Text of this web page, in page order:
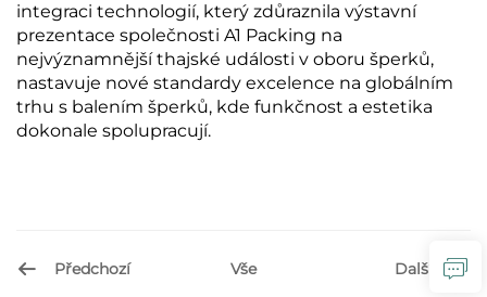
integraci technologií, který zdůraznila výstavní
prezentace společnosti A1 Packing na
nejvýznamnější thajské události v oboru šperků,
nastavuje nové standardy excelence na globálním
trhu s balením šperků, kde funkčnost a estetika
dokonale spolupracují.
Předchozí Vše Další